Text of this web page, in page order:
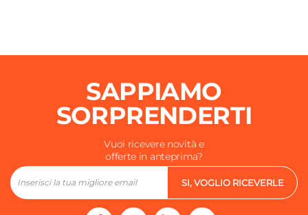
SAPPIAMO
SORPRENDERTI
Vuoi ricevere novità e
offerte in anteprima?
SI, VOGLIO RICEVERLE